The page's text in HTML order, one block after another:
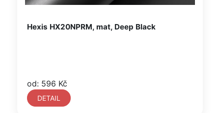
Hexis HX20NPRM, mat, Deep Black
od: 596 Kč
DETAIL